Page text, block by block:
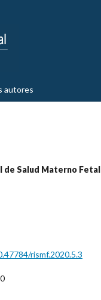
autores
de Salud Materno Fetal
rismf.2020.5.3